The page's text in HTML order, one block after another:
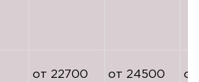
от 22700 от 24500